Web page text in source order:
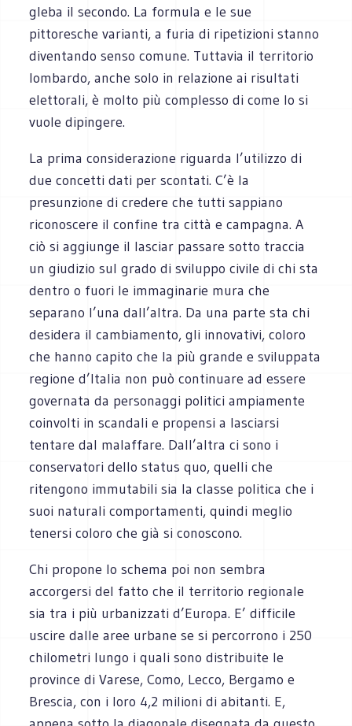
gleba il secondo. La formula e le sue
pittoresche varianti, a furia di ripetizioni stanno
diventando senso comune. Tuttavia il territorio
lombardo, anche solo in relazione ai risultati
elettorali, è molto più complesso di come lo si
vuole dipingere.
La prima considerazione riguarda l’utilizzo di
due concetti dati per scontati. C’è la
presunzione di credere che tutti sappiano
riconoscere il confine tra città e campagna. A
ciò si aggiunge il lasciar passare sotto traccia
un giudizio sul grado di sviluppo civile di chi sta
dentro o fuori le immaginarie mura che
separano l’una dall’altra. Da una parte sta chi
desidera il cambiamento, gli innovativi, coloro
che hanno capito che la più grande e sviluppata
regione d’Italia non può continuare ad essere
governata da personaggi politici ampiamente
coinvolti in scandali e propensi a lasciarsi
tentare dal malaffare. Dall’altra ci sono i
conservatori dello status quo, quelli che
ritengono immutabili sia la classe politica che i
suoi naturali comportamenti, quindi meglio
tenersi coloro che già si conoscono.
Chi propone lo schema poi non sembra
accorgersi del fatto che il territorio regionale
sia tra i più urbanizzati d’Europa. E’ difficile
uscire dalle aree urbane se si percorrono i 250
chilometri lungo i quali sono distribuite le
province di Varese, Como, Lecco, Bergamo e
Brescia, con i loro 4,2 milioni di abitanti. E,